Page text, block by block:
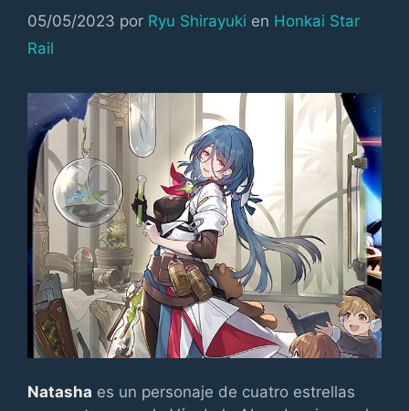
05/05/2023 por Ryu Shirayuki en Categorías
Honkai Star
Rail
Natasha es un personaje de cuatro estrellas